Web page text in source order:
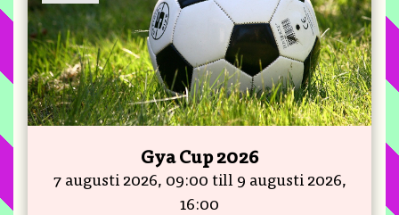
Gya Cup 2026
7 augusti 2026, 09:00 till 9 augusti 2026,
16:00